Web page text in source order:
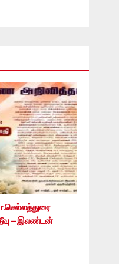
– இலண்டன்